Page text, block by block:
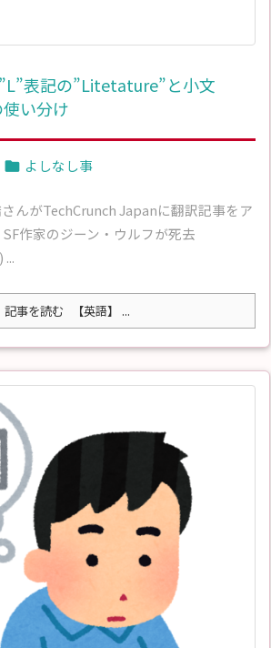
”L”表記の”Litetature”と小文
い分け
 よしなし事
んがTechCrunch Japanに翻訳記事をア
作家のジーン・ウルフが死去
記事を読む 【英語】 ...